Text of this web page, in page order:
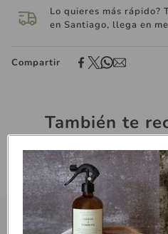
Lo quieres más rápido?
en Santiago, llega en
Compartir
También te